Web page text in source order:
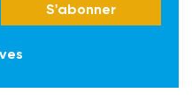
S'abonner